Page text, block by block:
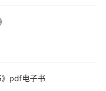
》pdf电子书